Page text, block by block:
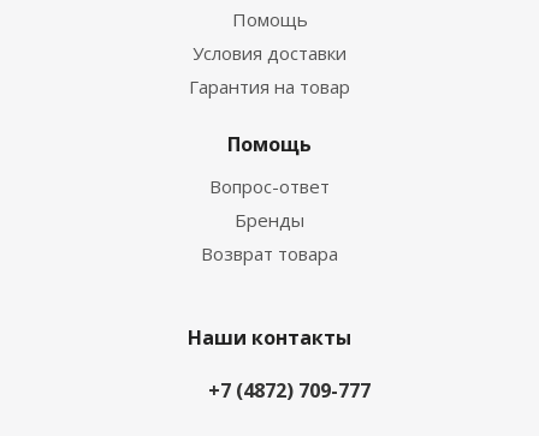
Помощь
Условия доставки
Гарантия на товар
Помощь
Вопрос-ответ
Бренды
Возврат товара
Наши контакты
+7 (4872) 709-777